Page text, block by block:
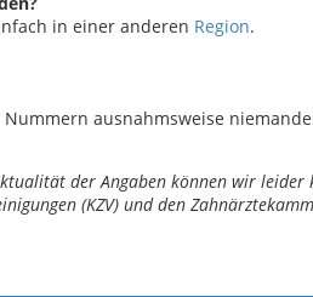
in einer anderen Region.
ausnahmsweise
der Angaben können wir leider
(KZV) und den